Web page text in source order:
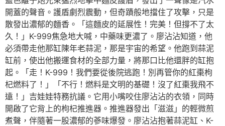
開蓋的聲音。護盾劇烈震動，但奇蹟般地擋住了攻擊，只是
散發出濃郁的麵香。「這麵皮的延展性！完美！但撐不了太
久！」K-999焦急地大喊，中藥味更濃了。廖沾沾知道，他
必須帶走他那缸陳年老蒜泥，那是宇宙的希望。他跑到蒜泥
缸前，使出他搬運食材的全部力量，將那口比他還胖的缸抱
起。「走！K-999！我們要從後院逃跑！別再管你的紅棗枸
杞燃料了！」「不行！燃料是文明的基礎！沒了紅棗我飛不
遠！」吉娃娃特務抗議。它用小嘴咬住廖沾沾的衣領，同時
開啟了它背上的枸杞推進器。推進器發出「滋滋」的輕微煎
煮聲，伴隨著一股濃郁的蔘味爆發。廖沾沾抱著蒜泥缸、K-